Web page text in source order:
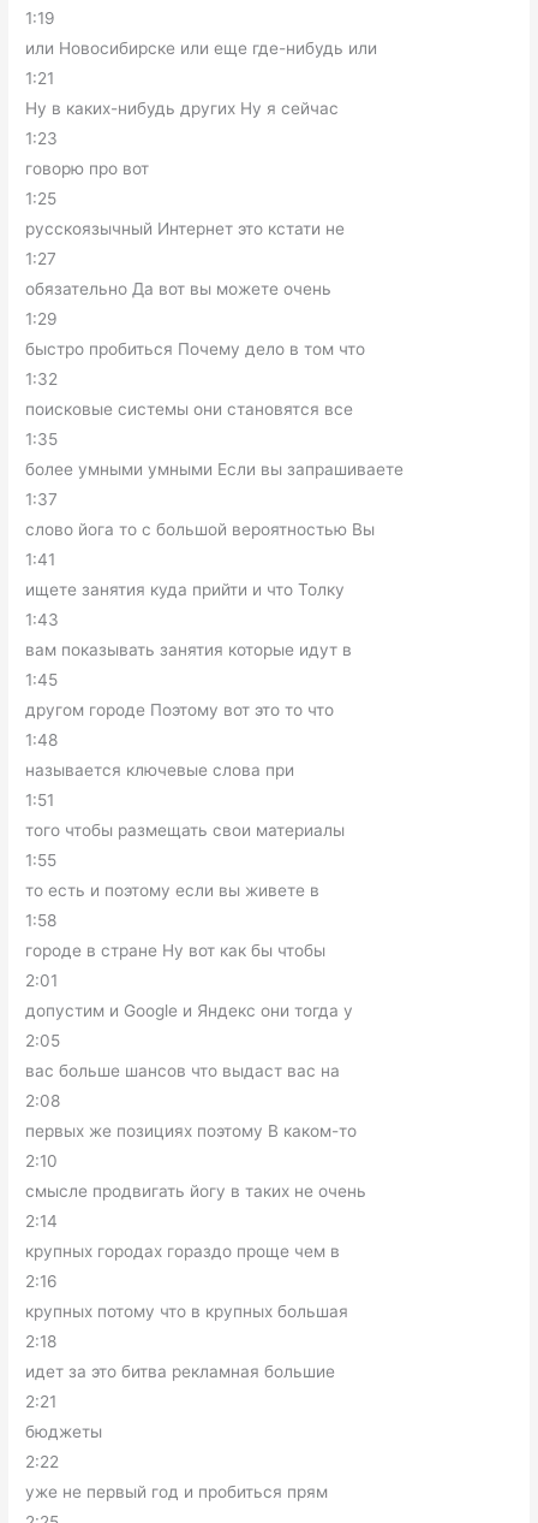
1:19
или Новосибирске или еще где-нибудь или
1:21
Ну в каких-нибудь других Ну я сейчас
1:23
говорю про вот
1:25
русскоязычный Интернет это кстати не
1:27
обязательно Да вот вы можете очень
1:29
быстро пробиться Почему дело в том что
1:32
поисковые системы они становятся все
1:35
более умными умными Если вы запрашиваете
1:37
слово йога то с большой вероятностью Вы
1:41
ищете занятия куда прийти и что Толку
1:43
вам показывать занятия которые идут в
1:45
другом городе Поэтому вот это то что
1:48
называется ключевые слова при
1:51
того чтобы размещать свои материалы
1:55
то есть и поэтому если вы живете в
1:58
городе в стране Ну вот как бы чтобы
2:01
допустим и Google и Яндекс они тогда у
2:05
вас больше шансов что выдаст вас на
2:08
первых же позициях поэтому В каком-то
2:10
смысле продвигать йогу в таких не очень
2:14
крупных городах гораздо проще чем в
2:16
крупных потому что в крупных большая
2:18
идет за это битва рекламная большие
2:21
бюджеты
2:22
уже не первый год и пробиться прям